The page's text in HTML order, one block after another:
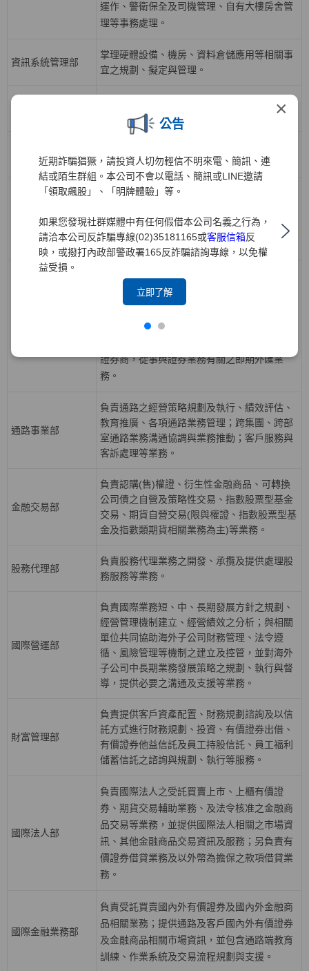
×
公告
近期詐騙猖獗，請投資人切勿輕信不明來電、簡訊、連
結或陌生群組。本公司不會以電話、簡訊或LINE邀請
「領取飆股」、「明牌體驗」等。
如果您發現社群媒體中有任何假借本公司名義之行為，
請洽本公司反詐騙專線(02)35181165或客服信箱反
映，或撥打內政部警政署165反詐騙諮詢專線，以免權
益受損。
立即了解
運作、警衛保全及司機管理、自有大樓房舍管
理等事務處理。
資訊系統管理部
掌理硬體設備、機房、資料倉儲應用等相關事
宜之規劃、擬定與管理。
系統之規劃、分析與執行等相關事宜。
資訊系統開發二部
劃、分析與執行等相關事宜。
人力資源部
負責公司人力資源策略，有關組織發展、召募
利、勞資關係等政策規劃與推動，各項人力資
源業務執行與管理。
負責債券、票券、受益證券及資產基礎證券之
買賣斷、附買回、附賣回交易；規劃債券、受
益性商品之發行，從事利率、債券、信用與資
證券商，從事與證券業務有關之即期外匯業
務。
通路事業部
負責通路之經營策略規劃及執行、績效評估、
教育推廣、各項通路業務管理；跨集團、跨部
室通路業務溝通協調與業務推動；客戶服務與
客訴處理等業務。
金融交易部
負責認購(售)權證、衍生性金融商品、可轉換
公司債之自營及策略性交易、指數股票型基金
交易、期貨自營交易(限與權證、指數股票型基
金及指數類期貨相關業務為主)等業務。
股務代理部
負責股務代理業務之開發、承攬及提供處理股
務服務等業務。
國際營運部
負責國際業務短、中、長期發展方針之規劃、
經營管理機制建立、經營績效之分析；與相關
單位共同協助海外子公司財務管理、法令遵
循、風險管理等機制之建立及控管，並對海外
子公司中長期業務發展策略之規劃、執行與督
導，提供必要之溝通及支援等業務。
財富管理部
負責提供客戶資產配置、財務規劃諮詢及以信
託方式進行財務規劃、投資、有價證券出借、
有價證券他益信託及員工持股信託、員工福利
儲蓄信託之諮詢與規劃、執行等服務。
國際法人部
負責國際法人之受託買賣上巿、上櫃有價證
券、期貨交易輔助業務、及法令核准之金融商
品交易等業務，並提供國際法人相關之巿場資
訊、其他金融商品交易資訊及服務；另負責有
價證券借貸業務及以外幣為擔保之款項借貸業
務。
國際金融業務部
負責受託買賣國內外有價證券及國內外金融商
品相關業務；提供通路及客戶國內外有價證券
及金融商品相關市場資訊，並包含通路端教育
訓練、作業系統及交易流程規劃與支援。